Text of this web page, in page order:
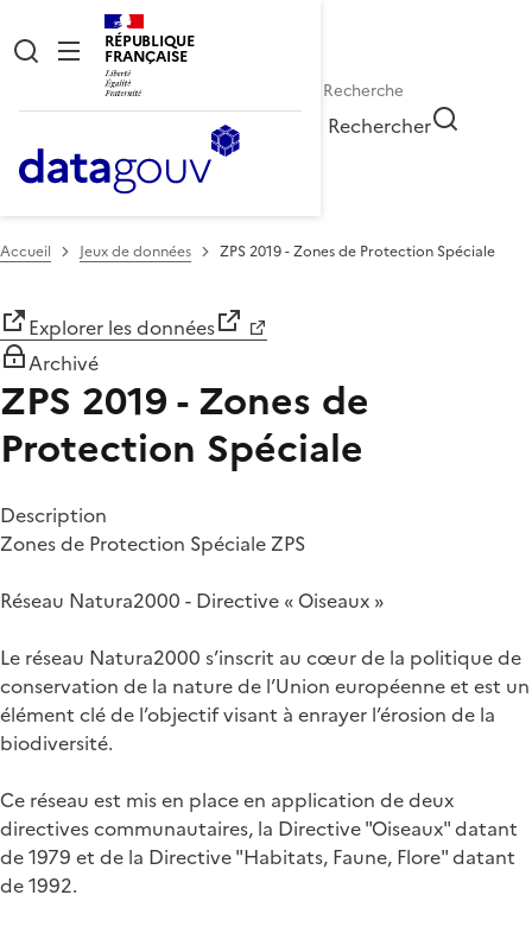
RÉPUBLIQUE
FRANÇAISE
Rechercher
Accueil Jeux de données ZPS 2019 - Zones de Protection Spéciale
Explorer les données
Archivé
ZPS 2019 - Zones de
Protection Spéciale
Description
Zones de Protection Spéciale ZPS
Réseau Natura2000 - Directive « Oiseaux »
Le réseau Natura2000 s’inscrit au cœur de la politique de
conservation de la nature de l’Union européenne et est un
élément clé de l’objectif visant à enrayer l’érosion de la
biodiversité.
Ce réseau est mis en place en application de deux
directives communautaires, la Directive "Oiseaux" datant
de 1979 et de la Directive "Habitats, Faune, Flore" datant
de 1992.